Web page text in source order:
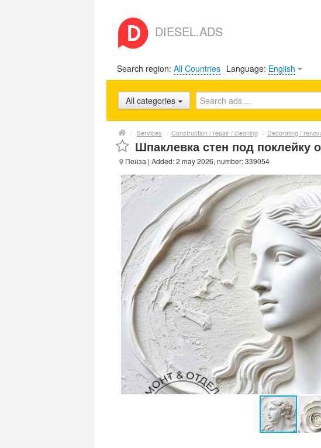
DIESEL.ADS
Search region: All Countries Language: English
All categories
/ Services / Construction / repair / cleaning / Decorating /
Шпаклевка стен под поклейку
Пенза | Added: 2 may 2026, number: 339054